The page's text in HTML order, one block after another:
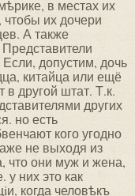
в местах их
чтобы их дочери
А также
допустим, дочь
китайца или ещё
в другой штат. Т.к.
других
но есть
кого угодно
не выходя из
что они муж и жена,
у них это как
когда человѣкъ